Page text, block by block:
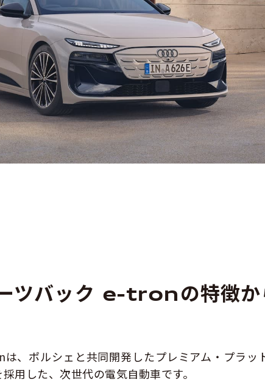
ツバック e-tronの特徴か
、ポルシェと共同開発したプレミアム・プラッ
用した、次世代の電気自動車です。